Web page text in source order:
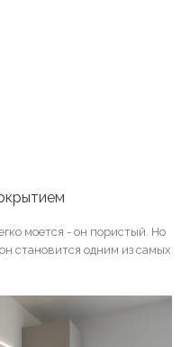
моется - он пористый. Но
становится одним из самых